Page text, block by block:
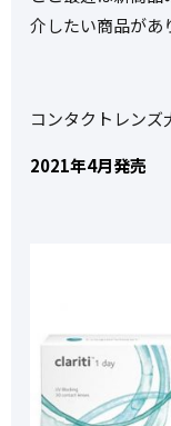
介したい商品があ
コンタクトレンズ
2021年4月発売